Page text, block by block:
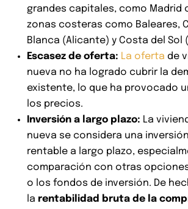
grandes capitales, como Madrid
zonas costeras como Baleares,
Blanca (Alicante) y Costa del Sol
Escasez de oferta: La oferta de
nueva no ha logrado cubrir la
existente, lo que ha provocado
los precios.
Inversión a largo plazo: La
nueva se considera una
rentable a largo plazo,
comparación con otras
o los fondos de inversión. De
la rentabilidad bruta de la